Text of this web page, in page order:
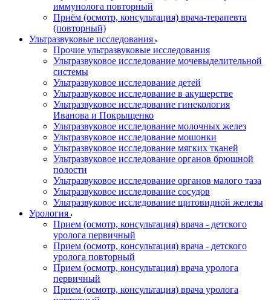
иммунолога повторный
Приём (осмотр, консультация) врача-терапевта
(повторный)
Ультразвуковые исследования
Прочие ультразвуковые исследования
Ультразвуковое исследование мочевыделительной
системы
Ультразвуковое исследование детей
Ультразвуковое исследование в акушерстве
Ультразвуковое исследование гинекология
Иванова и Покрыщенко
Ультразвуковое исследование молочных желез
Ультразвуковое исследование мошонки
Ультразвуковое исследование мягких тканей
Ультразвуковое исследование органов брюшной
полости
Ультразвуковое исследование органов малого таза
Ультразвуковое исследование сосудов
Ультразвуковое исследование щитовидной железы
Урология
Прием (осмотр, консультация) врача - детского
уролога первичный
Прием (осмотр, консультация) врача - детского
уролога повторный
Прием (осмотр, консультация) врача уролога
первичный
Прием (осмотр, консультация) врача уролога